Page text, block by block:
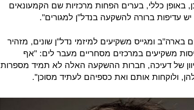
באופן כללי, בערים הפחות מרכזיות שם הקמעונאים
עדיפות ברורה להשקעה בנדל"ן למגורים".
זה יותר מ-10 שנים בארה"ב ומגייס משקיעים למיזמי נדל"ן שונים, מזהיר
משקיעים במרכזים מסחריים מעבר לים: "אף
של דעיכה, חברות ההשקעה האלה לא תמיד מספרות
ולוקחות אותם ואת כספיהם לעתיד מסוכן".